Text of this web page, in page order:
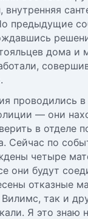
внутренняя
предыдущие
дома и
проводились в
— они
в отделе
Сейчас по
четыре
они будут
отказные
так и
Я это знаю